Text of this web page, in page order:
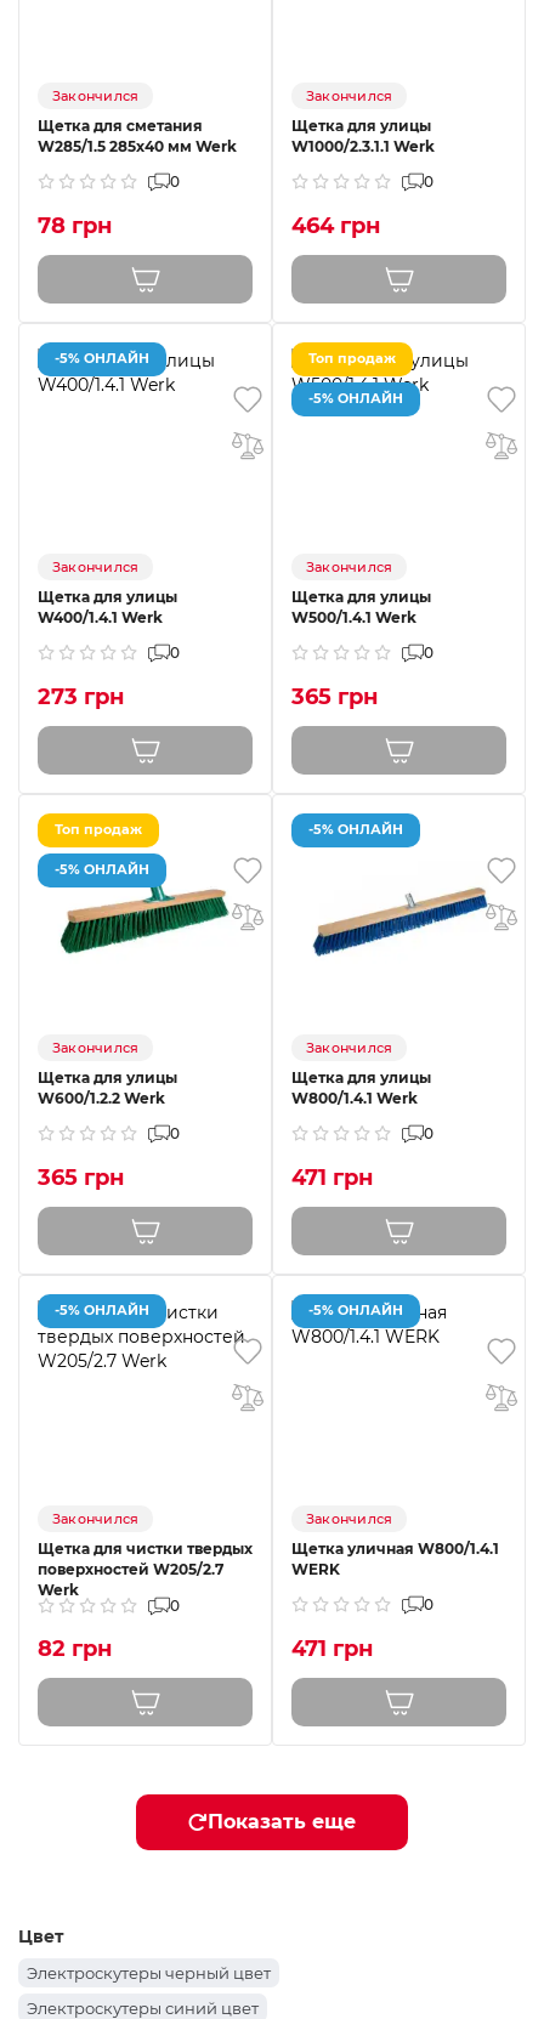
Закончился
Щетка для сметания
W285/1.5 285х40 мм Werk
0
78 грн
Закончился
Щетка для улицы
W1000/2.3.1.1 Werk
0
464 грн
-5% ОНЛАЙН
Закончился
Щетка для улицы
W400/1.4.1 Werk
0
273 грн
Топ продаж
-5% ОНЛАЙН
Закончился
Щетка для улицы
W500/1.4.1 Werk
0
365 грн
Топ продаж
-5% ОНЛАЙН
Закончился
Щетка для улицы
W600/1.2.2 Werk
0
365 грн
-5% ОНЛАЙН
Закончился
Щетка для улицы
W800/1.4.1 Werk
0
471 грн
-5% ОНЛАЙН
Закончился
Щетка для чистки твердых
поверхностей W205/2.7
Werk
0
82 грн
-5% ОНЛАЙН
Закончился
Щетка уличная W800/1.4.1
WERK
0
471 грн
Показать еще
Цвет
Электроскутеры черный цвет
Электроскутеры синий цвет